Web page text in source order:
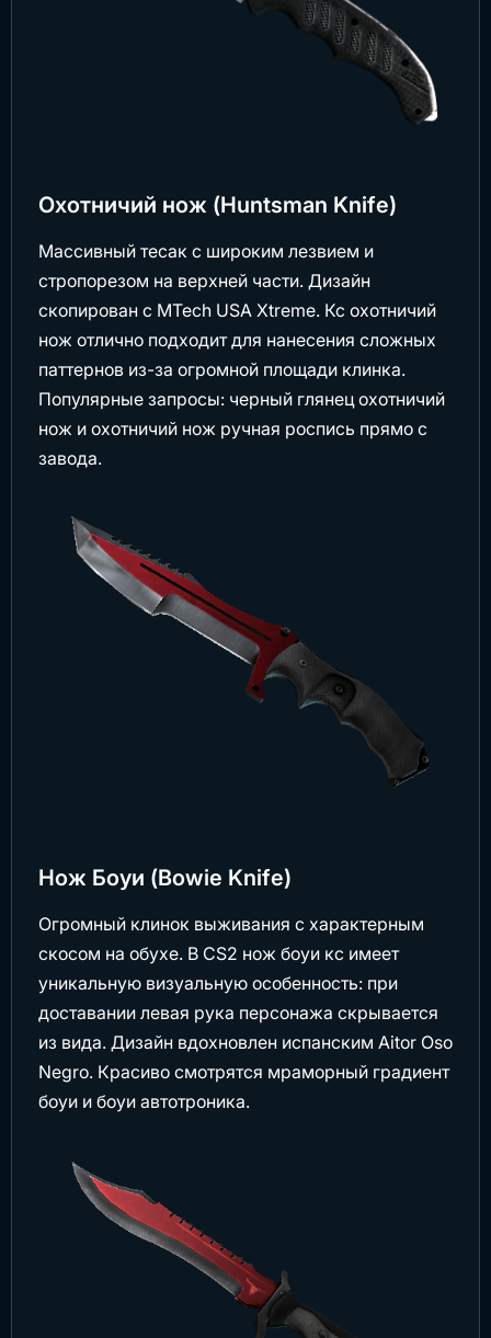
Охотничий нож (Huntsman Knife)
Массивный тесак с широким лезвием и
стропорезом на верхней части. Дизайн
скопирован с MTech USA Xtreme. Кс охотничий
нож отлично подходит для нанесения сложных
паттернов из-за огромной площади клинка.
Популярные запросы: черный глянец охотничий
нож и охотничий нож ручная роспись прямо с
завода.
Нож Боуи (Bowie Knife)
Огромный клинок выживания с характерным
скосом на обухе. В CS2 нож боуи кс имеет
уникальную визуальную особенность: при
доставании левая рука персонажа скрывается
из вида. Дизайн вдохновлен испанским Aitor Oso
Negro. Красиво смотрятся мраморный градиент
боуи и боуи автотроника.